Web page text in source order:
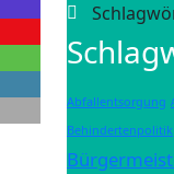
Abfallentsorgung
Behindertenpolitik